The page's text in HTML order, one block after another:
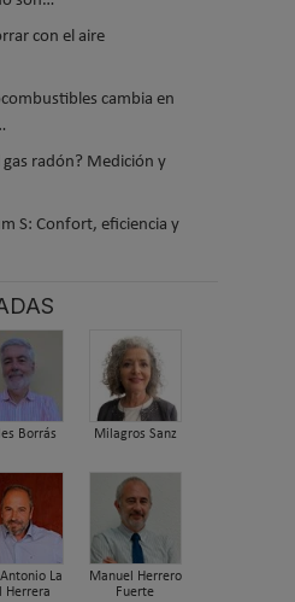
con el aire
cambia en
radón? Medición y
S: Confort, eficiencia y
Borrás Milagros Sanz
La
Herrera
Manuel Herrero
Fuerte